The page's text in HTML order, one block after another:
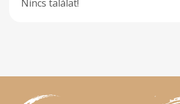
Nincs találat!